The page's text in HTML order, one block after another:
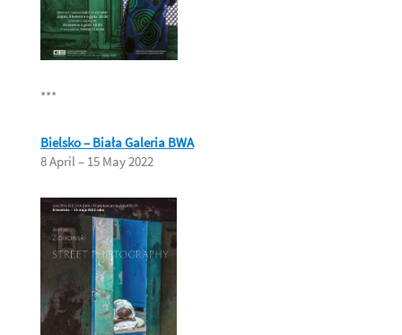
***
Bielsko – BiałaGaleria BWA
8 April – 15 May 2022